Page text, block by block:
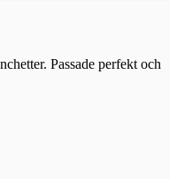
Passade perfekt och